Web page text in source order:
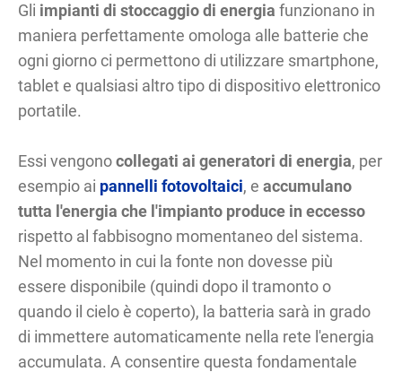
Gli impianti di stoccaggio di energiafunzionano in
maniera perfettamente omologa alle batterie che
ogni giorno ci permettono di utilizzare smartphone,
tablet e qualsiasi altro tipo di dispositivo elettronico
portatile.
Essi vengonocollegati ai generatori di energia, per
esempio ai pannelli fotovoltaici, eaccumulano
tutta l'energia che l'impianto produce in eccesso
rispetto al fabbisogno momentaneo del sistema.
Nel momento in cui la fonte non dovesse più
essere disponibile (quindi dopo il tramonto o
quando il cielo è coperto), la batteria sarà in grado
di immettere automaticamente nella rete l'energia
accumulata. A consentire questa fondamentale